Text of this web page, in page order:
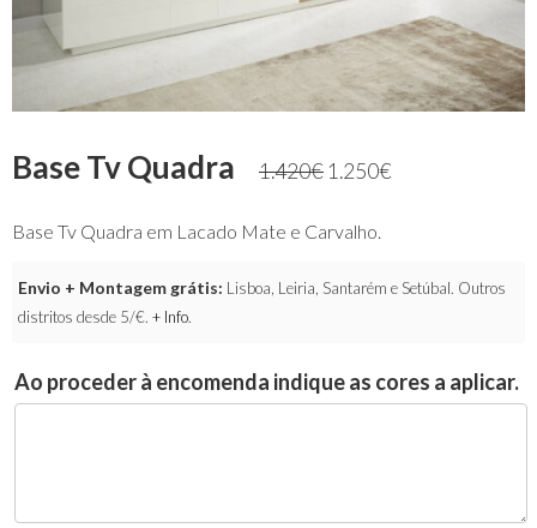
Base Tv Quadra 1.420€ 1.250€
Base Tv Quadra em Lacado Mate e Carvalho.
Envio + Montagem grátis: Lisboa, Leiria, Santarém e Setúbal. Outros
distritos desde 5/€. + Info.
Ao proceder à encomenda indique as cores a aplicar.